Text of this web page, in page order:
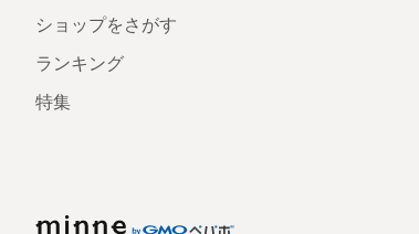
ショップをさがす
ランキング
特集